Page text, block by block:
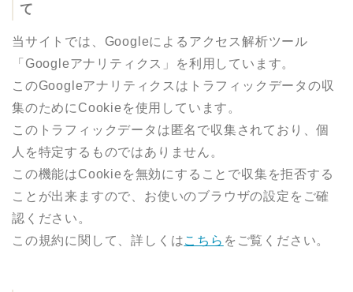
て
当サイトでは、Googleによるアクセス解析ツール
「Googleアナリティクス」を利用しています。
このGoogleアナリティクスはトラフィックデータの収
集のためにCookieを使用しています。
このトラフィックデータは匿名で収集されており、個
人を特定するものではありません。
この機能はCookieを無効にすることで収集を拒否する
ことが出来ますので、お使いのブラウザの設定をご確
認ください。
この規約に関して、詳しくはこちら をご覧ください。